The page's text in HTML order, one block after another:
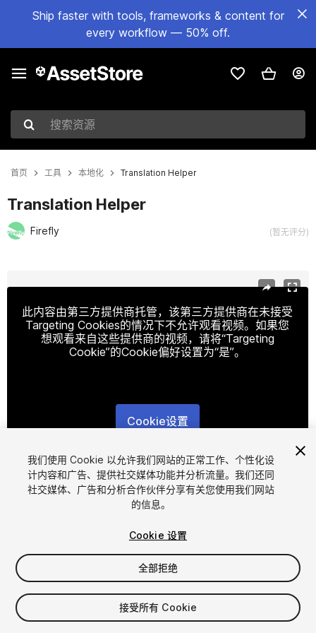
Ship faster with tools, frameworks & content for
every workflow — 50% off.
搜索资源
首页 工具 本地化 Translation Helper
Translation Helper
Firefly (暂无评分)
此内容由第三方提供商托管，该第三方提供商在未接受
Targeting Cookies的情况下不允许观看视频。如果您
想观看来自这些提供商的视频，请将“Targeting
Cookie”的Cookie偏好设置为“是”。
Cookie设置
1/4
$4.99
席位
我们使用 Cookie 以允许我们网站的正常工作、个性化设
计内容和广告、提供社交媒体功能并分析流量。我们还同
社交媒体、广告和分析合作伙伴分享有关您使用我们网站
的信息。
Cookie 设置
全部拒绝
接受所有 Cookie